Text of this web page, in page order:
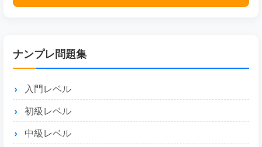
ナンプレ問題集
入門レベル
初級レベル
中級レベル